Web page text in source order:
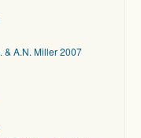
& A.N. Miller 2007